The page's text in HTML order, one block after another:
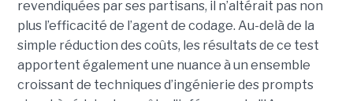
revendiquées par ses partisans, il n’altérait pas non
plus l’efficacité de l’agent de codage. Au-delà de la
simple réduction des coûts, les résultats de ce test
apportent également une nuance à un ensemble
croissant de techniques d’ingénierie des prompts